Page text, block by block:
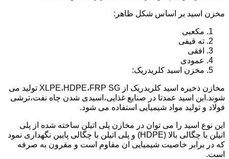
مخزن اسید بر اساس شکل ظاهر:
مکعبی
ته قیفی
افقی
عمودی
مخزن اسید کلریدریک:
مخازن ذخیره اسید کلریدریک از XLPE،HDPE،FRP SG تولید می
شوند.این اسید عمدتا در صنایع غذایی،اسیدی شدن چاه نفت،ترشی
فولاد و تولید مواد شیمیایی استفاده می شود.
این نوع اسید را می توان در مخازن پلی اتیلن ساخته شده از پلی
اتیلن با چگالی بالا (HDPE) و پلی اتیلن با چگالی پایین نگهداری نمود
که در برابر خاصیت شیمیایی ان مقاوم است و مقرون به صرفه
است.